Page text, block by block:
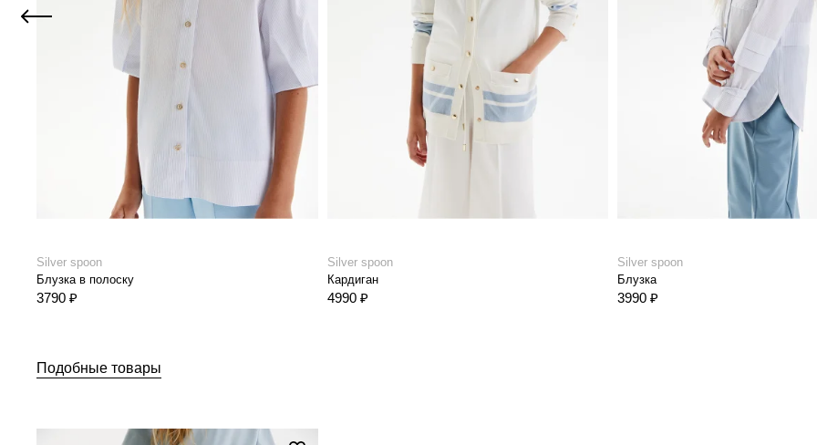
Silver spoon
Блузка в полоску
3790 ₽
Silver spoon
Кардиган
4990 ₽
Silver spoon
Блузка
3990 ₽
Подобные товары